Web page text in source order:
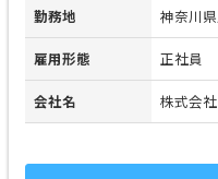
勤務地 神奈川
雇用形態 正社員
会社名 株式会